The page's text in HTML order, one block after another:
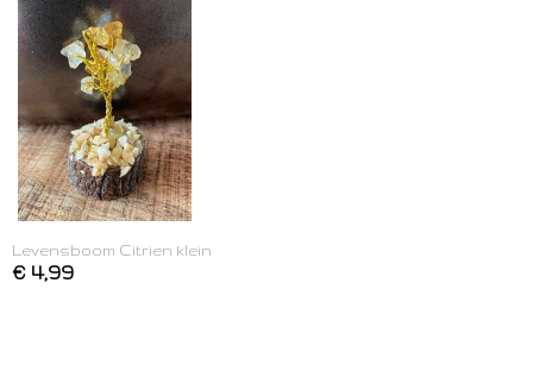
Levensboom Citrien klein
€ 4,99